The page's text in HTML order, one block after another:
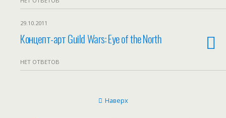
29.10.2011
Концепт-арт Guild Wars: Eye of the North
НЕТ ОТВЕТОВ
Наверх